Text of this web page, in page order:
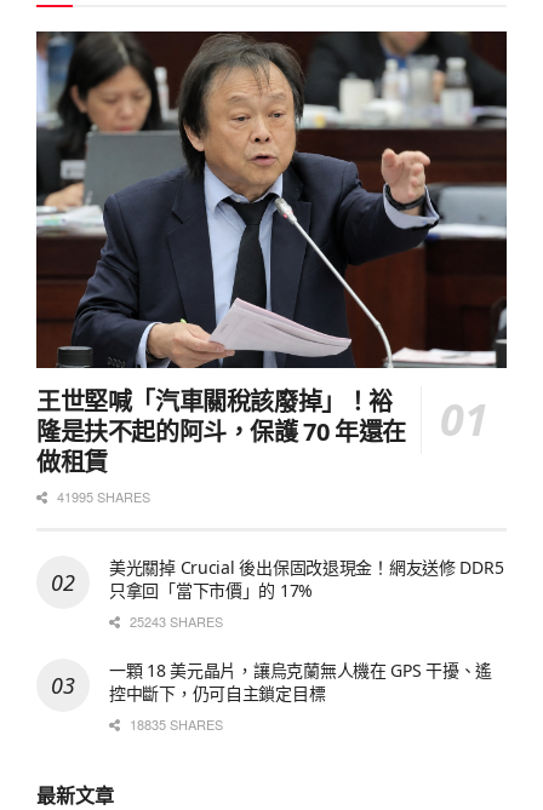
王世堅喊「汽車關稅該廢掉」！裕
隆是扶不起的阿斗，保護 70 年還在
做租賃
41995 SHARES
美光關掉 Crucial 後出保固改退現金！網友送修 DDR5
只拿回「當下市價」的 17%
25243 SHARES
一顆 18 美元晶片，讓烏克蘭無人機在 GPS 干擾、遙
控中斷下，仍可自主鎖定目標
18835 SHARES
最新文章